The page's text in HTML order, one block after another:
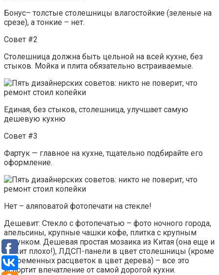
Бонус– толстые столешницы влагостойкие (зеленые на
срезе), а тонкие – нет.
Совет #2
Столешница должна быть цельной на всей кухне, без
стыков. Мойка и плита обязательно встраиваемые.
Единая, без стыков, столешница, улучшает самую
дешевую кухню
Совет #3
Фартук — главное на кухне, тщательно подбирайте его
оформление.
Нет – аляповатой фотопечати на стекле!
Дешевит: Стекло с фотопечатью – фото ночного города,
апельсины, крупные чашки кофе, плитка с крупным
рисунком. Дешевая простая мозаика из Китая (она еще и
лежит плохо!), ЛДСП-панели в цвет столешницы (кроме
современных расцветок в цвет дерева) – все это
испортит впечатление от самой дорогой кухни.